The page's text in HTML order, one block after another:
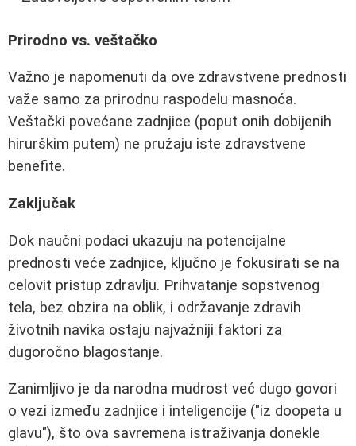
Prirodno vs. veštačko
Važno je napomenuti da ove zdravstvene prednosti
važe samo za prirodnu raspodelu masnoća.
Veštački povećane zadnjice (poput onih dobijenih
hirurškim putem) ne pružaju iste zdravstvene
benefite.
Zaključak
Dok naučni podaci ukazuju na potencijalne
prednosti veće zadnjice, ključno je fokusirati se na
celovit pristup zdravlju. Prihvatanje sopstvenog
tela, bez obzira na oblik, i održavanje zdravih
životnih navika ostaju najvažniji faktori za
dugoročno blagostanje.
Zanimljivo je da narodna mudrost već dugo govori
o vezi između zadnjice i inteligencije ("iz doopeta u
glavu"), što ova savremena istraživanja donekle